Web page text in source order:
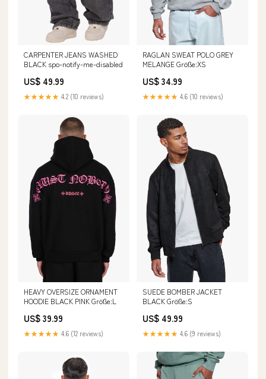
CARPENTER JEANS WASHED
BLACK spo-notify-me-disabled
US$ 49.99
★★★★★ 4.2 (10 reviews)
RAGLAN SWEAT POLO GREY
MELANGE Größe:XS
US$ 34.99
★★★★★ 4.6 (10 reviews)
HEAVY OVERSIZE ORNAMENT
HOODIE BLACK PINK Größe:L
US$ 39.99
★★★★★ 4.6 (12 reviews)
SUEDE BOMBER JACKET
BLACK Größe:S
US$ 49.99
★★★★★ 4.6 (9 reviews)